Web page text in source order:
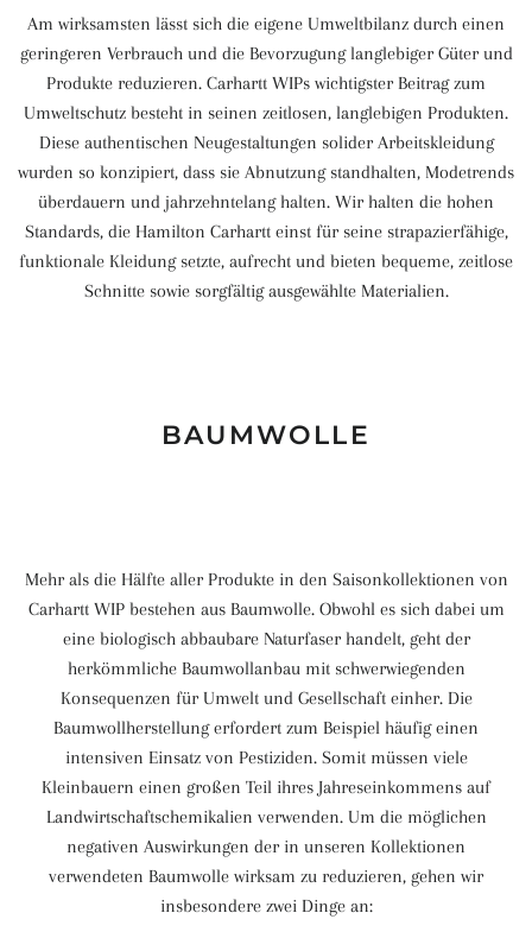
Am wirksamsten lässt sich die eigene Umweltbilanz durch einen
geringeren Verbrauch und die Bevorzugung langlebiger Güter und
Produkte reduzieren. Carhartt WIPs wichtigster Beitrag zum
Umweltschutz besteht in seinen zeitlosen, langlebigen Produkten.
Diese authentischen Neugestaltungen solider Arbeitskleidung
wurden so konzipiert, dass sie Abnutzung standhalten, Modetrends
überdauern und jahrzehntelang halten. Wir halten die hohen
Standards, die Hamilton Carhartt einst für seine strapazierfähige,
funktionale Kleidung setzte, aufrecht und bieten bequeme, zeitlose
Schnitte sowie sorgfältig ausgewählte Materialien.
BAUMWOLLE
Mehr als die Hälfte aller Produkte in den Saisonkollektionen von
Carhartt WIP bestehen aus Baumwolle. Obwohl es sich dabei um
eine biologisch abbaubare Naturfaser handelt, geht der
herkömmliche Baumwollanbau mit schwerwiegenden
Konsequenzen für Umwelt und Gesellschaft einher. Die
Baumwollherstellung erfordert zum Beispiel häufig einen
intensiven Einsatz von Pestiziden. Somit müssen viele
Kleinbauern einen großen Teil ihres Jahreseinkommens auf
Landwirtschaftschemikalien verwenden. Um die möglichen
negativen Auswirkungen der in unseren Kollektionen
verwendeten Baumwolle wirksam zu reduzieren, gehen wir
insbesondere zwei Dinge an: